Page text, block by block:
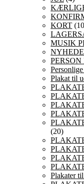
KORT
MUSIK
Plakat til
(20)
Plakater